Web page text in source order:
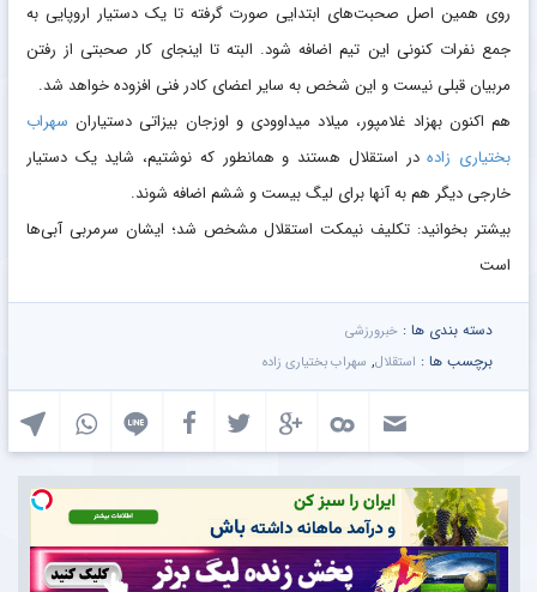
روی همین اصل صحبت‌های ابتدایی صورت گرفته تا یک دستیار اروپایی به
جمع نفرات کنونی این تیم اضافه شود. البته تا اینجای کار صحبتی از رفتن
مربیان قبلی نیست و این شخص به سایر اعضای کادر فنی افزوده خواهد شد.
هم اکنون بهزاد غلامپور، میلاد میداوودی و اوزجان بیزاتی دستیاران سهراب
بختیاری زادهدر استقلال هستند و همانطور که نوشتیم، شاید یک دستیار
خارجی دیگر هم به آنها برای لیگ بیست و ششم اضافه شوند.
بیشتر بخوانید: تکلیف نیمکت استقلال مشخص شد؛ ایشان سرمربی آبی‌ها
است
دسته بندی ها : خبرورزشی
برچسب ها : استقلال, سهراب بختیاری زاده